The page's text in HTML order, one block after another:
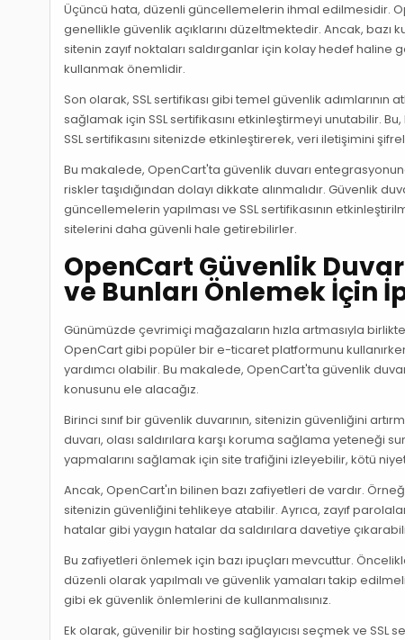
Üçüncü hata, düzenli güncellemelerin ihmal edilmesidir.
genellikle güvenlik açıklarını düzeltmektedir. Ancak,
sitenin zayıf noktaları saldırganlar için kolay hedef
kullanmak önemlidir.
Son olarak, SSL sertifikası gibi temel güvenlik adımlarının
sağlamak için SSL sertifikasını etkinleştirmeyi unutabilir.
SSL sertifikasını sitenizde etkinleştirerek, veri iletişimini
Bu makalede, OpenCart'ta güvenlik duvarı
riskler taşıdığından dolayı dikkate alınmalıdır. Güvenlik
güncellemelerin yapılması ve SSL sertifikasının
sitelerini daha güvenli hale getirebilirler.
OpenCart Güvenlik
ve Bunları Önlemek İçin
Günümüzde çevrimiçi mağazaların hızla artmasıyla
OpenCart gibi popüler bir e-ticaret platformunu
yardımcı olabilir. Bu makalede, OpenCart'ta güvenlik
konusunu ele alacağız.
Birinci sınıf bir güvenlik duvarının, sitenizin güvenliğini
duvarı, olası saldırılara karşı koruma sağlama yeteneği
yapmalarını sağlamak için site trafiğini izleyebilir, kötü
Ancak, OpenCart'ın bilinen bazı zafiyetleri de vardır.
sitenizin güvenliğini tehlikeye atabilir. Ayrıca, zayıf
hatalar gibi yaygın hatalar da saldırılara davetiye
Bu zafiyetleri önlemek için bazı ipuçları mevcuttur.
düzenli olarak yapılmalı ve güvenlik yamaları takip
gibi ek güvenlik önlemlerini de kullanmalısınız.
Ek olarak, güvenilir bir hosting sağlayıcısı seçmek ve